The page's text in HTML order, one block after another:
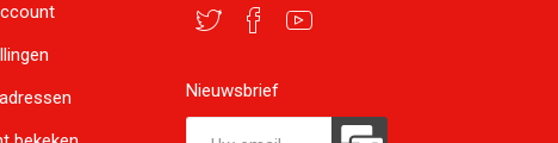
Nieuwsbrief